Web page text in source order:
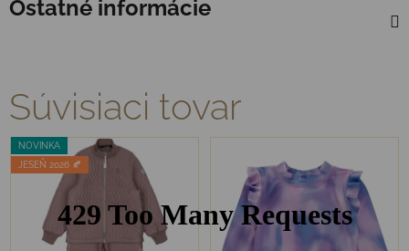
Ostatné informácie
Súvisiaci tovar
NOVINKA
JESEŇ 2026 🍂